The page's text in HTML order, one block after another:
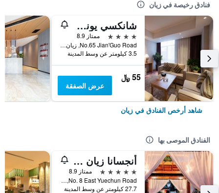
فنادق رخيصة في زيان
شانكسي يونكون هوتل
4 نجوم
ممتاز 8.9
No.65 Jian'Guo Road, زيان, الصين
3.5 كيلومتر عن وسط المدينة
55 ﷼
عرض الصفقة
شاهد أرخص الفنادق في زيان
الفنادق الموصى بها
أنجسانا زيان لينتونج
5 نجوم
ممتاز 8.9
No. 8 East Yuechun Road, زيان, الصين
27.7 كيلومتر عن وسط المدينة